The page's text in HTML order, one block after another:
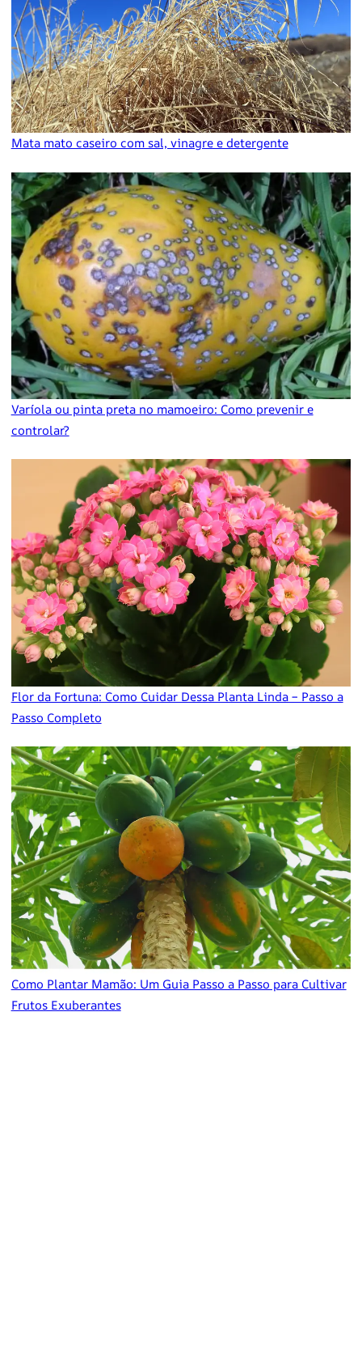
Mata mato caseiro com sal, vinagre e detergente
Varíola ou pinta preta no mamoeiro: Como prevenir e
controlar?
Flor da Fortuna: Como Cuidar Dessa Planta Linda – Passo a
Passo Completo
Como Plantar Mamão: Um Guia Passo a Passo para Cultivar
Frutos Exuberantes